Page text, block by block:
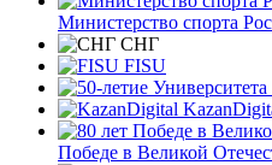
Министерство спорта
СНГ
FISU
Победе в Великой